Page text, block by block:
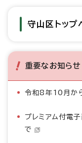
守山区トップ
重要なお知らせ
令和8年10月か
プレミアム付電
で